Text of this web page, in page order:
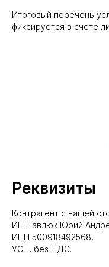
Итоговый перечень
фиксируется в счете
Реквизиты
Контрагент с нашей
ИП Павлюк Юрий
ИНН 500918492568,
УСН, без НДС.